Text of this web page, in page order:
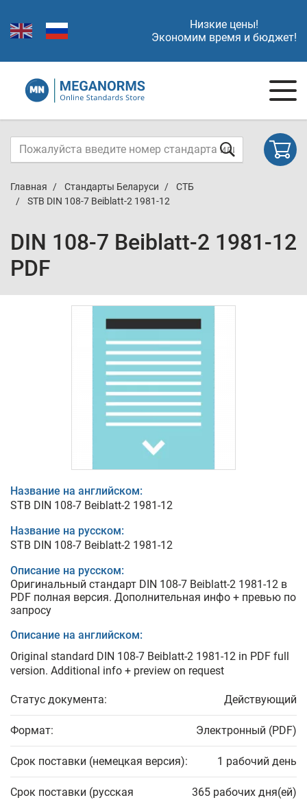
Низкие цены!
Экономим время и бюджет!
Главная Стандарты Беларуси
СТБ
STB DIN 108-7 Beiblatt-2 1981-12
DIN 108-7 Beiblatt-2 1981-12
PDF
Название на английском:
STB DIN 108-7 Beiblatt-2 1981-12
Название на русском:
STB DIN 108-7 Beiblatt-2 1981-12
Описание на русском:
Оригинальный стандарт DIN 108-7 Beiblatt-2 1981-12 в
PDF полная версия. Дополнительная инфо + превью по
запросу
Описание на английском:
Original standard DIN 108-7 Beiblatt-2 1981-12 in PDF full
version. Additional info + preview on request
Статус документа: Действующий
Формат: Электронный (PDF)
Срок поставки (немецкая версия): 1 рабочий день
Срок поставки (русская
365 рабочих дня(ей)